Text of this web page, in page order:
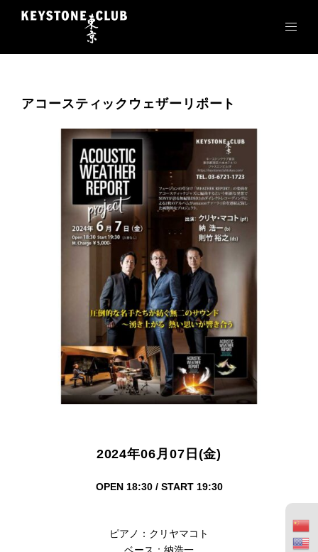
ン
アコースティックウェザーリポート
2024年06月07日(金)
OPEN 18:30 / START 19:30
ピアノ：クリヤマコト